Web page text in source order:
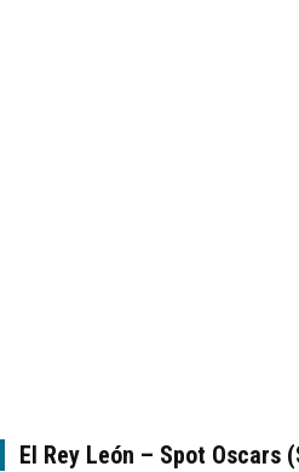
El Rey León – Spot Oscars